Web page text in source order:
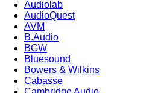
Audiolab
AudioQuest
AVM
B.Audio
BGW
Bluesound
Bowers & Wilkins
Cabasse